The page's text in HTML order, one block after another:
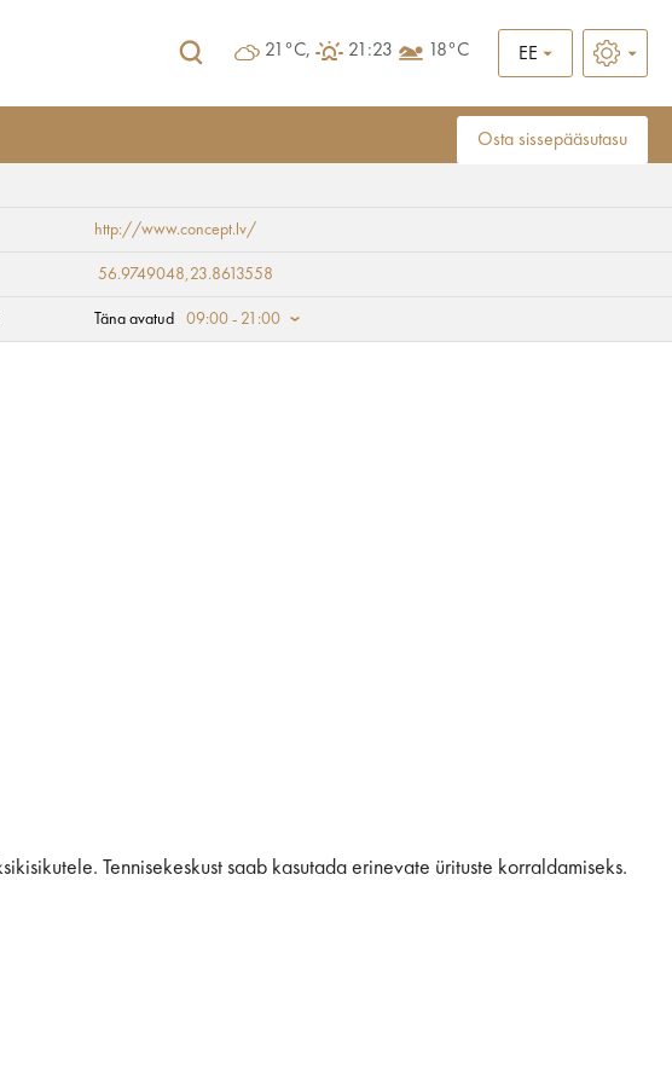
21°C, 21:23 18°C EE
Osta sissepääsutasu
http://www.concept.lv/
56.9749048,23.8613558
Täna avatud 09:00 - 21:00
Tennisekeskust saab kasutada erinevate ürituste korraldamiseks.